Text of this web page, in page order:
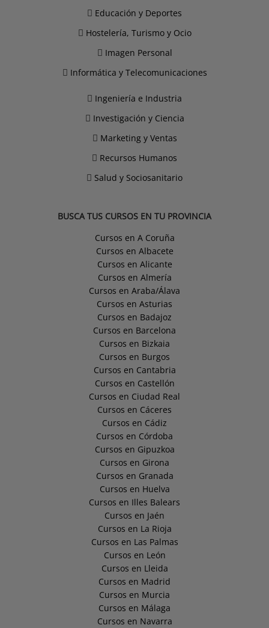
Educación y Deportes
Hostelería, Turismo y Ocio
Imagen Personal
Informática y Telecomunicaciones
Ingeniería e Industria
Investigación y Ciencia
Marketing y Ventas
Recursos Humanos
Salud y Sociosanitario
BUSCA TUS CURSOS EN TU PROVINCIA
Cursos en A Coruña
Cursos en Albacete
Cursos en Alicante
Cursos en Almería
Cursos en Araba/Álava
Cursos en Asturias
Cursos en Badajoz
Cursos en Barcelona
Cursos en Bizkaia
Cursos en Burgos
Cursos en Cantabria
Cursos en Castellón
Cursos en Ciudad Real
Cursos en Cáceres
Cursos en Cádiz
Cursos en Córdoba
Cursos en Gipuzkoa
Cursos en Girona
Cursos en Granada
Cursos en Huelva
Cursos en Illes Balears
Cursos en Jaén
Cursos en La Rioja
Cursos en Las Palmas
Cursos en León
Cursos en Lleida
Cursos en Madrid
Cursos en Murcia
Cursos en Málaga
Cursos en Navarra